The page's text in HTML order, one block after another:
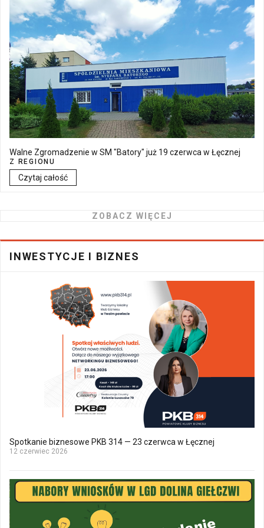
Walne Zgromadzenie w SM "Batory" już 19 czerwca w Łęcznej
Z REGIONU
Czytaj całość
ZOBACZ WIĘCEJ
INWESTYCJE I BIZNES
Spotkanie biznesowe PKB 314 — 23 czerwca w Łęcznej
12 czerwiec 2026